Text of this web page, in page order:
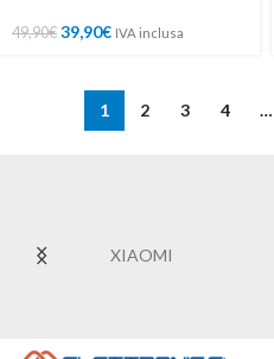
49,90€ 39,90€ IVA inclusa
1 2 3 4 …
XIAOMI